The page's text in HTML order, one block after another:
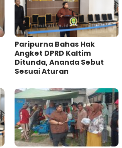
Paripurna Bahas Hak
Angket DPRD Kaltim
Ditunda, Ananda Sebut
Sesuai Aturan